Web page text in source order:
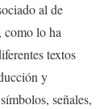
al de
como lo ha
textos
y
señales,